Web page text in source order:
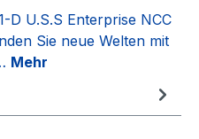
D U.S.S Enterprise NCC
Sie neue Welten mit
Mehr